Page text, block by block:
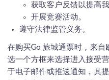
获取客户反馈以提高
开展竞赛活动。
遵守法律监管义务。
在购买Go 旅城通票时，来
选一个方框来选择进入接受
于电子邮件或推送通知，其